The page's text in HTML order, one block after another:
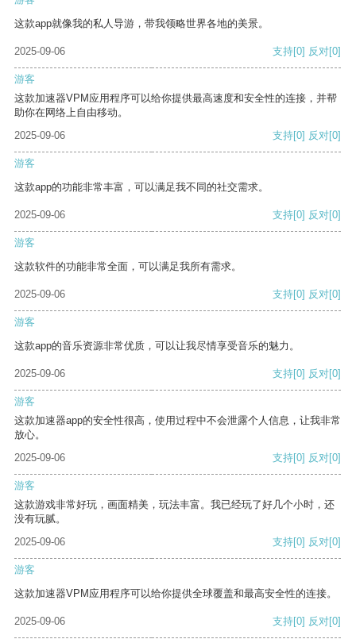
这款app就像我的私人导游，带我领略世界各地的美景。
2025-09-06 支持[0] 反对[0]
游客
这款加速器VPM应用程序可以给你提供最高速度和安全性的连接，并帮
助你在网络上自由移动。
2025-09-06
支持[0] 反对[0]
游客
这款app的功能非常丰富，可以满足我不同的社交需求。
2025-09-06 支持[0] 反对[0]
游客
这款软件的功能非常全面，可以满足我所有需求。
2025-09-06 支持[0] 反对[0]
游客
这款app的音乐资源非常优质，可以让我尽情享受音乐的魅力。
2025-09-06 支持[0] 反对[0]
游客
这款加速器app的安全性很高，使用过程中不会泄露个人信息，让我非常
放心。
2025-09-06
支持[0] 反对[0]
游客
这款游戏非常好玩，画面精美，玩法丰富。我已经玩了好几个小时，还
没有玩腻。
2025-09-06
支持[0] 反对[0]
游客
这款加速器VPM应用程序可以给你提供全球覆盖和最高安全性的连接。
2025-09-06 支持[0] 反对[0]